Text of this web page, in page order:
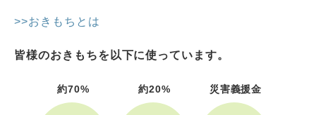
>>おきもちとは
皆様のおきもちを以下に使っています。
約70% 約20% 災害義援金